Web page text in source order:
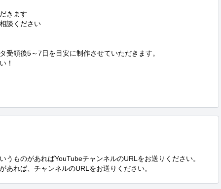
きます
談ください
領後5～7日を目安に制作させていただきます。
！
うものがあればYouTubeチャンネルのURLをお送りください。
あれば、チャンネルのURLをお送りください。